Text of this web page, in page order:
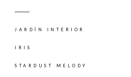
JARDÍN INTERIOR
IRIS
STARDUST MELODY